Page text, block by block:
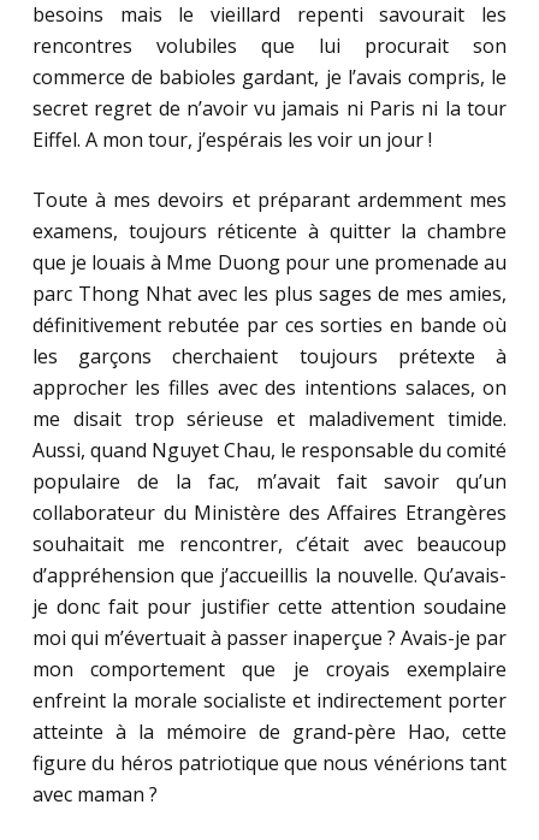
besoins mais le vieillard repenti savourait les
rencontres volubiles que lui procurait son
commerce de babioles gardant, je l’avais compris, le
secret regret de n’avoir vu jamais ni Paris ni la tour
Eiffel. A mon tour, j’espérais les voir un jour !
Toute à mes devoirs et préparant ardemment mes
examens, toujours réticente à quitter la chambre
que je louais à Mme Duong pour une promenade au
parc Thong Nhat avec les plus sages de mes amies,
définitivement rebutée par ces sorties en bande où
les garçons cherchaient toujours prétexte à
approcher les filles avec des intentions salaces, on
me disait trop sérieuse et maladivement timide.
Aussi, quand Nguyet Chau, le responsable du comité
populaire de la fac, m’avait fait savoir qu’un
collaborateur du Ministère des Affaires Etrangères
souhaitait me rencontrer, c’était avec beaucoup
d’appréhension que j’accueillis la nouvelle. Qu’avais-
je donc fait pour justifier cette attention soudaine
moi qui m’évertuait à passer inaperçue ? Avais-je par
mon comportement que je croyais exemplaire
enfreint la morale socialiste et indirectement porter
atteinte à la mémoire de grand-père Hao, cette
figure du héros patriotique que nous vénérions tant
avec maman ?